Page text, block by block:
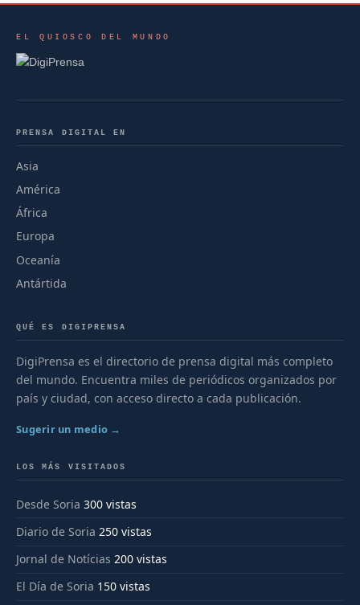
EL QUIOSCO DEL MUNDO
PRENSA DIGITAL EN
Asia
América
África
Europa
Oceanía
Antártida
QUÉ ES DIGIPRENSA
DigiPrensa es el directorio de prensa digital más completo
del mundo. Encuentra miles de periódicos organizados por
país y ciudad, con acceso directo a cada publicación.
Sugerir un medio →
LOS MÁS VISITADOS
Desde Soria 300 vistas
Diario de Soria 250 vistas
Jornal de Notícias 200 vistas
El Día de Soria 150 vistas